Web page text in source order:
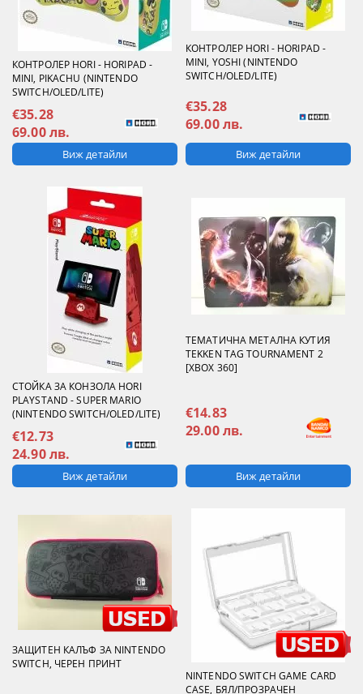
КОНТРОЛЕР HORI - HORIPAD -
MINI, PIKACHU (NINTENDO
SWITCH/OLED/LITE)
€35.28
69.00 лв.
Виж детайли
КОНТРОЛЕР HORI - HORIPAD -
MINI, YOSHI (NINTENDO
SWITCH/OLED/LITE)
€35.28
69.00 лв.
Виж детайли
СТОЙКА ЗА КОНЗОЛА HORI
PLAYSTAND - SUPER MARIO
(NINTENDO SWITCH/OLED/LITE)
€12.73
24.90 лв.
Виж детайли
ТЕМАТИЧНА МЕТАЛНА КУТИЯ
TEKKEN TAG TOURNAMENT 2
[XBOX 360]
€14.83
29.00 лв.
Виж детайли
ЗАЩИТЕН КАЛЪФ ЗА NINTENDO
SWITCH, ЧЕРЕН ПРИНТ
NINTENDO SWITCH GAME CARD
CASE, БЯЛ/ПРОЗРАЧЕН